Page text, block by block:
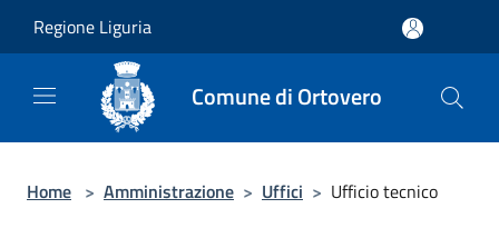
Regione Liguria
Comune di Ortovero
Home > Amministrazione > Uffici > Ufficio tecnico